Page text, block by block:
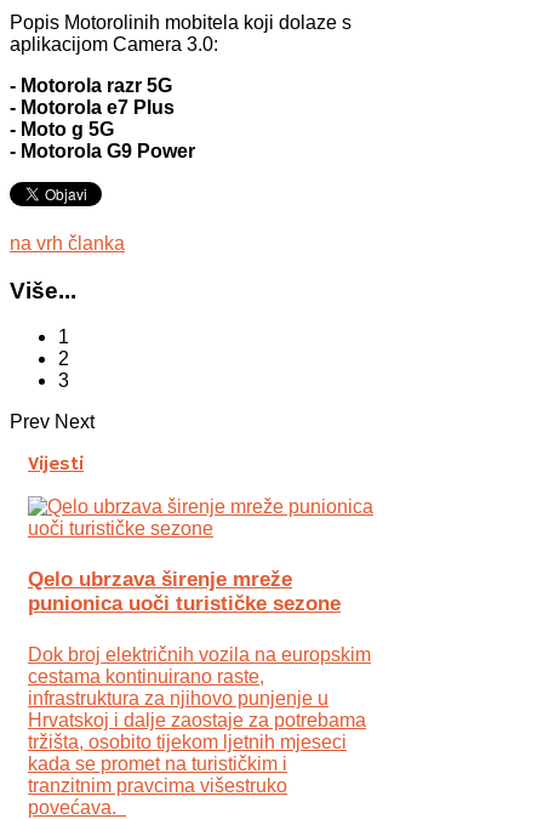
Popis Motorolinih mobitela koji dolaze s
aplikacijom Camera 3.0:
- Motorola razr 5G
- Motorola e7 Plus
- Moto g 5G
- Motorola G9 Power
na vrh članka
Više...
1
2
3
Prev Next
Vijesti
Qelo ubrzava širenje mreže
punionica uoči turističke sezone
Dok broj električnih vozila na europskim
cestama kontinuirano raste,
infrastruktura za njihovo punjenje u
Hrvatskoj i dalje zaostaje za potrebama
tržišta, osobito tijekom ljetnih mjeseci
kada se promet na turističkim i
tranzitnim pravcima višestruko
povećava.